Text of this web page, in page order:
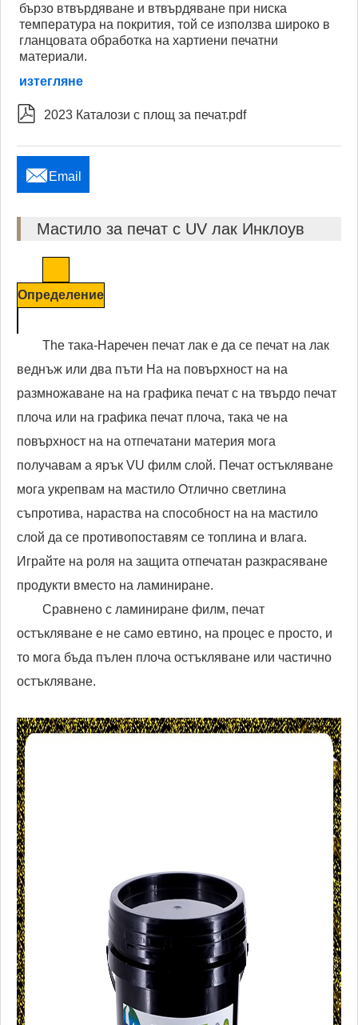
бързо втвърдяване и втвърдяване при ниска
температура на покрития, той се използва широко в
гланцовата обработка на хартиени печатни
материали.
изтегляне
 2023 Каталози с площ за печат.pdf
 Email
Мастило за печат с UV лак Инклоув
Определение
The така-Наречен печат лак е да се печат на лак
веднъж или два пъти На на повърхност на на
размножаване на на графика печат с на твърдо печат
плоча или на графика печат плоча, така че на
повърхност на на отпечатани материя мога
получавам a ярък VU филм слой. Печат остъкляване
мога укрепвам на мастило Отлично светлина
съпротива, нараства на способност на на мастило
слой да се противопоставям се топлина и влага.
Играйте на роля на защита отпечатан разкрасяване
продукти вместо на ламиниране.
Сравнено с ламиниране филм, печат
остъкляване е не само евтино, на процес е просто, и
то мога бъда пълен плоча остъкляване или частично
остъкляване.